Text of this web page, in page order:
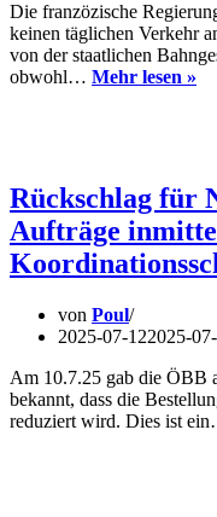
Die franzözische
keinen täglichen Verkehr
von der staatlichen
obwohl… Mehr lesen »
Rückschlag für
Aufträge
von Poul
2025-07-122025-
Am 10.7.25 gab die ÖBB
bekannt, dass die
reduziert wird. Dies ist